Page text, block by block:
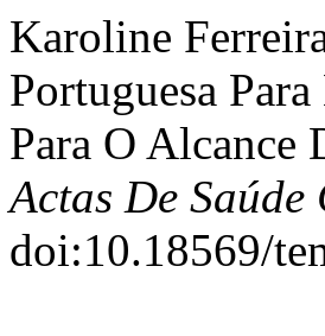
Karoline
Portuguesa
Para O Alcance
Actas De Saúde
doi:10.18569/